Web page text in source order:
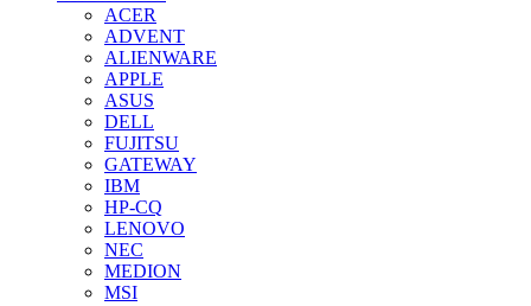
ACER
ADVENT
ALIENWARE
APPLE
ASUS
DELL
FUJITSU
GATEWAY
IBM
HP-CQ
LENOVO
NEC
MEDION
MSI